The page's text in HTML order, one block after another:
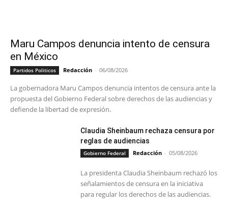
Maru Campos denuncia intento de censura
en México
Partidos Politicos Redacción - 06/08/2026
La gobernadora Maru Campos denuncia intentos de censura ante la
propuesta del Gobierno Federal sobre derechos de las audiencias y
defiende la libertad de expresión.
Claudia Sheinbaum rechaza censura por
reglas de audiencias
Gobierno Federal Redacción - 05/08/2026
La presidenta Claudia Sheinbaum rechazó los
señalamientos de censura en la iniciativa
para regular los derechos de las audiencias.